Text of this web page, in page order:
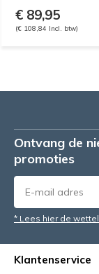
€ 89,95
(€ 108,84 Incl. btw)
Ontvang de
promoties
* Lees hier de
Klantenservice